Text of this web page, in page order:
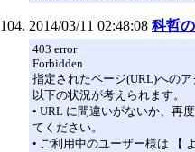
2014/03/11 02:48:08 科哲
403 error
Forbidden
指定されたページ(URL)へのア
以下の状況が考えられます。
• URL に間違いがないか、再
てください。
• ご利用中のユーザー様は 【